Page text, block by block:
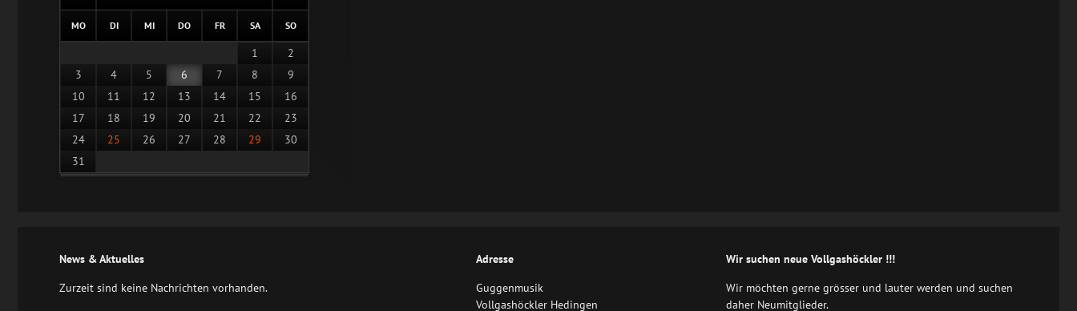
MONTAG DIENSTAGMITTWOCH
DONNERSTAG
FREITAG SAMSTAGSONNTAG
1
2
3
4 5 6 7 8
9
10
11 12 13 14 15
16
17
18 19 20 21 22
23
24
25 26 27 28 29
30
31
News & Aktuelles
Zurzeit sind keine Nachrichten vorhanden.
Adresse
Guggenmusik
Vollgashöckler Hedingen
Wir suchen neue Vollgashöckler !!!
Wir möchten gerne grösser und lauter werden und suchen
daher Neumitglieder.